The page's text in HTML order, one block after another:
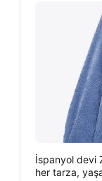
İspanyol devi
her tarza,